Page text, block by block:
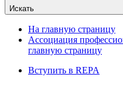
Искать
На главную страницу
Ассоциация
главную страницу
Вступить в REPA